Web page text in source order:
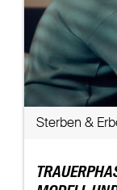
Sterben &